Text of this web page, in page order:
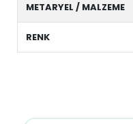
METARYEL / MALZEME
RENK